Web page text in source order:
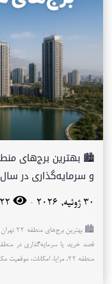
و سرمایه‌گذاری در سال ۱۴۰۵
30 ژوئیه, 2026 -
منطقه ۲۲، مزایا، امکانات، موقعیت مکانی و معیارهای انتخاب...